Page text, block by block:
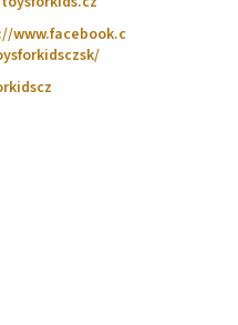
www.facebook.c